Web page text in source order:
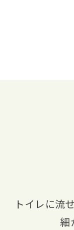
トイレに流
細